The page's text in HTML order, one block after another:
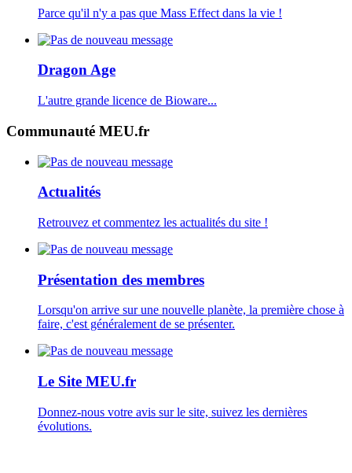
Parce qu'il n'y a pas que Mass Effect dans la vie !
Dragon Age
L'autre grande licence de Bioware...
Communauté MEU.fr
Actualités
Retrouvez et commentez les actualités du site !
Présentation des membres
Lorsqu'on arrive sur une nouvelle planète, la première chose à
faire, c'est généralement de se présenter.
Le Site MEU.fr
Donnez-nous votre avis sur le site, suivez les dernières
évolutions.